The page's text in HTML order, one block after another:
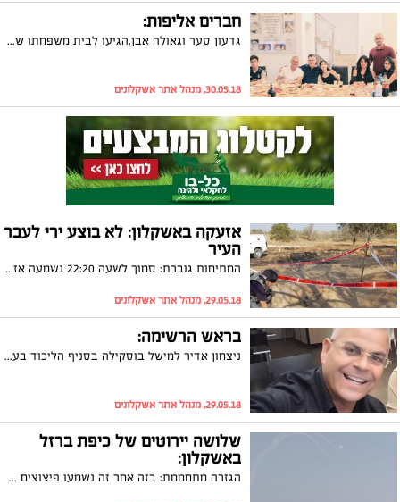
חברים אליפות:
גדעון סער וגאולה אבן,הגיעו לבית משפחתו של חבר המועצה ויו"ר סניף הליכוד, מישל בוסקילה, וצפו יחד בגמר ליגת אלופות. כמובן שבין היתר דובר גם על פוליטיקה איך לא... היה מהנה ושמח.
30.05.18, מנהל אתר אשקלונים
אזעקה באשקלון: לא בוצע ירי לעבר
העיר
המתיחות גוברת: סמוך לשעה 22:20 נשמעה אזעקת צבע אדום באשקלון. לא דווח על נפילות ועל פי הערכות גורמי הביטחון לא בוצע ירי לעבר העיר. אירוע חינוכי שהיה אמור להתקיים מחר באשקלון, בוטל
29.05.18, מנהל אתר אשקלונים
בראש הרשימה:
ניצחון אדיר למישל בוסקילה בסניף הליכוד בעיר: בוסקילה נבחר ברוב קולות להוביל את רשימת הליכוד למועצת העיר
29.05.18, מנהל אתר אשקלונים
שלושה יירוטים של כיפת ברזל
באשקלון:
הגזרה מתחממת: בזה אחר זה נשמעו פיצוצים באשקלון לאחר שכיפת ברזל יירטה בהצלחה רקטות שנורו לעבר העיר. אזעקה נשמעה באזור תעשייה דרומי